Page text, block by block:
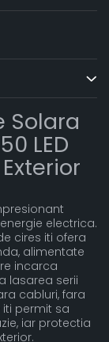
Solara
LED
electrica.
cires iti ofera
alimentate
incarca
lasarea serii
cabluri, fara
permit sa
iar protectia